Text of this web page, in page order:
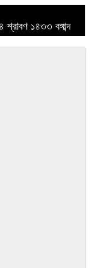
১৪৩৩ বঙ্গাব্দ